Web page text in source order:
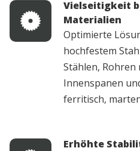
Vielseitigkeit
Materialien
Optimierte
hochfestem
Stählen, Rohren
Innenspanen
ferritisch,
Erhöhte